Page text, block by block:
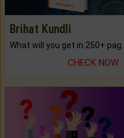
Brihat Kundli
CHECK NOW